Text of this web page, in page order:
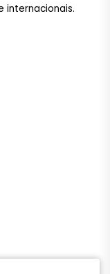
internacionais.